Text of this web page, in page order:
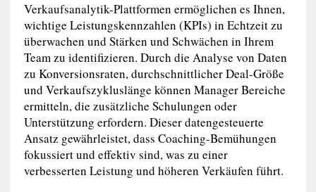
Verkaufsanalytik-Plattformen ermöglichen es Ihnen,
wichtige Leistungskennzahlen (KPIs) in Echtzeit zu
überwachen und Stärken und Schwächen in Ihrem
Team zu identifizieren. Durch die Analyse von Daten
zu Konversionsraten, durchschnittlicher Deal-Größe
und Verkaufszykluslänge können Manager Bereiche
ermitteln, die zusätzliche Schulungen oder
Unterstützung erfordern. Dieser datengesteuerte
Ansatz gewährleistet, dass Coaching-Bemühungen
fokussiert und effektiv sind, was zu einer
verbesserten Leistung und höheren Verkäufen führt.